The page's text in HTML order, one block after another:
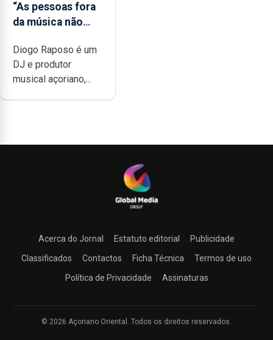
“As pessoas fora
da música não
quão difícil é
produzir uma
música”
Diogo Raposo é um
DJ e produtor
musical açoriano,...
Acerca do Jornal Estatuto editorial
Publicidade
Classificados
Contactos Ficha Técnica
Termos de uso
Política de Privacidade
Assinaturas
© 2026 Açoriano Oriental. Todos os direitos reservados.